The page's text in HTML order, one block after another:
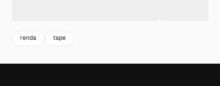
renda tape